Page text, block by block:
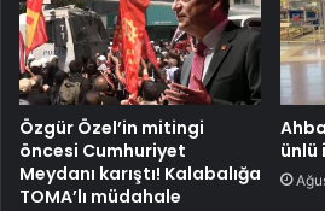
Özgür Özel’in mitingi
öncesi Cumhuriyet
Meydanı karıştı! Kalabalığa
TOMA’lı müdahale
ünlü